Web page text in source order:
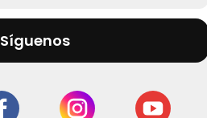
Síguenos